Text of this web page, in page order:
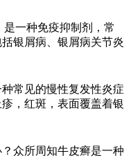
是一种免疫抑制剂，常
银屑病、银屑病关节炎
常见的慢性复发性炎症
，红斑，表面覆盖着银
众所周知牛皮癣是一种